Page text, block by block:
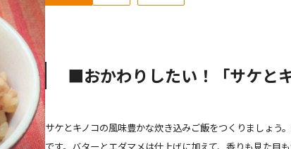
■おかわりしたい！「サケと
サケとキノコの風味豊かな炊き込みご飯をつくりましょ